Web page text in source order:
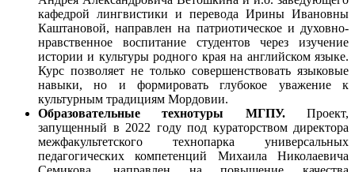
кафедрой лингвистики и перевода Ирины Ивановны
Каштановой, направлен на патриотическое и духовно-
нравственное воспитание студентов через изучение
истории и культуры родного края на английском языке.
Курс позволяет не только совершенствовать языковые
навыки, но и формировать глубокое уважение к
культурным традициям Мордовии.
Образовательные технотуры МГПУ.Проект,
запущенный в 2022 году под кураторством директора
межфакультетского технопарка универсальных
педагогических компетенций Михаила Николаевича